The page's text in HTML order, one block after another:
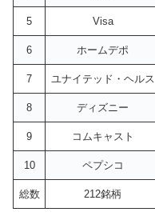
5 Visa
6 ホームデポ
7 ユナイテッド・ヘルス
8 ディズニー
9 コムキャスト
10 ペプシコ
総数 212銘柄